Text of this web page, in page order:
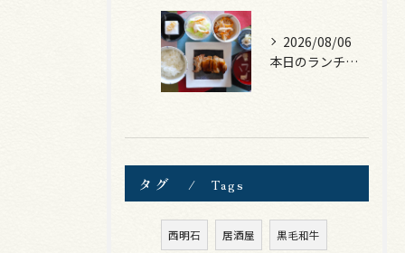
2026/08/06
本日のランチは、照焼きチキン！
タグ Tags
西明石 居酒屋 黒毛和牛